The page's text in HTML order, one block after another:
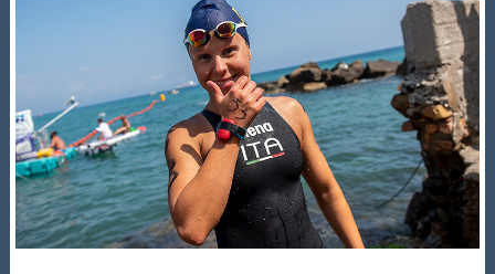
Protezione Civile
Qualità
Sostenibilità